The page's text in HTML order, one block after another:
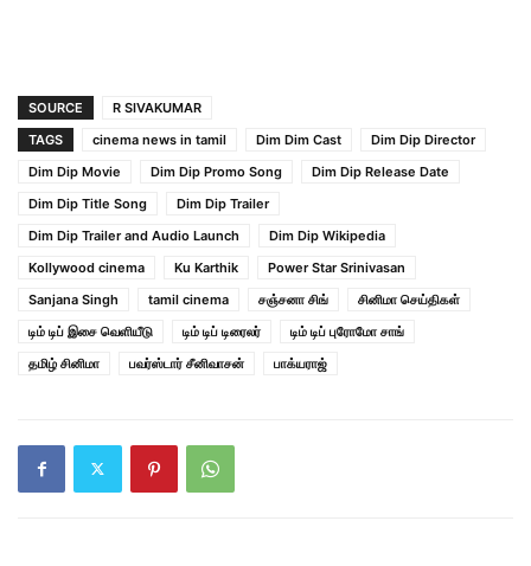
SOURCE
R SIVAKUMAR
TAGS
cinema news in tamil Dim Dim Cast
Dim Dip Director
Dim Dip Movie
Dim Dip Promo Song
Dim Dip Release Date
Dim Dip Title Song
Dim Dip Trailer
Dim Dip Trailer and Audio Launch
Dim Dip Wikipedia
Kollywood cinema
Ku Karthik
Power Star Srinivasan
Sanjana Singh
tamil cinema சஞ்சனா சிங்
சினிமா செய்திகள்
டிம் டிப் இசை வெளியீடு
டிம் டிப் டிரைலர்
டிம் டிப் புரோமோ சாங்
தமிழ் சினிமா
பவர்ஸ்டார் சீனிவாசன் பாக்யராஜ்